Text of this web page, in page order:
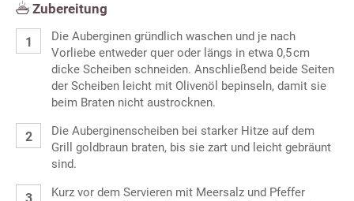
Zubereitung
Die Auberginen gründlich waschen und je nach
Vorliebe entweder quer oder längs in etwa 0,5 cm
dicke Scheiben schneiden. Anschließend beide Seiten
der Scheiben leicht mit Olivenöl bepinseln, damit sie
beim Braten nicht austrocknen.
Die Auberginenscheiben bei starker Hitze auf dem
Grill goldbraun braten, bis sie zart und leicht gebräunt
sind.
Kurz vor dem Servieren mit Meersalz und Pfeffer